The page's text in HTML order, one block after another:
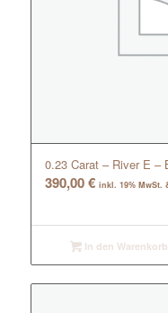
0.23 Carat – River E –
390,00€ inkl. 19% MwSt.
In den Warenkorb